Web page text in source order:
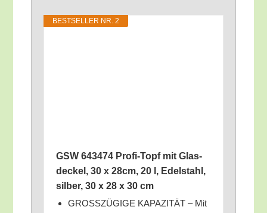
BEST­SEL­LER NR. 2
GSW 643474 Pro­fi-Topf mit Glas­
de­ckel, 30 x 28cm, 20 l, Edel­stahl,
sil­ber, 30 x 28 x 30 cm
GROSSZÜGIGE KAPAZITÄT – Mit